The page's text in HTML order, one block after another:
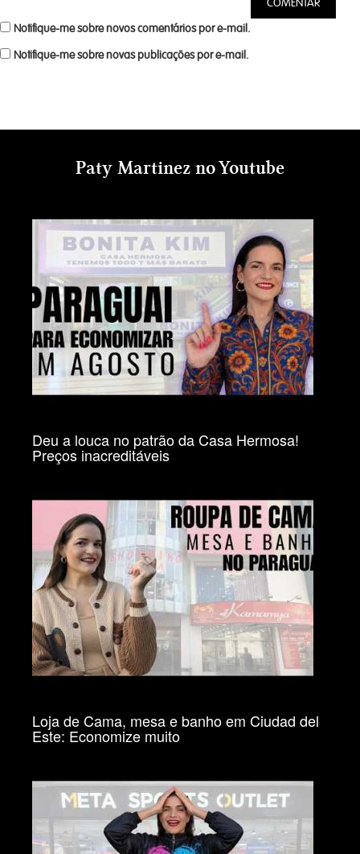
Notifique-me sobre novos comentários por e-mail.
Notifique-me sobre novas publicações por e-mail.
Paty Martinez no Youtube
Deu a louca no patrão da Casa Hermosa!
Preços inacreditáveis
Loja de Cama, mesa e banho em Ciudad del
Este: Economize muito